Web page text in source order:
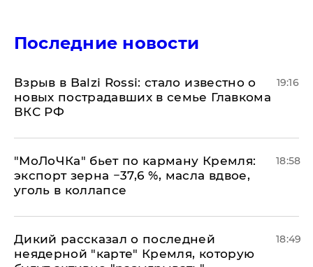
Последние новости
Взрыв в Balzi Rossi: стало известно о
новых пострадавших в семье Главкома
ВКС РФ
19:16
​"МоЛоЧКа" бьет по карману Кремля:
экспорт зерна −37,6 %, масла вдвое,
уголь в коллапсе
18:58
Дикий рассказал о последней
неядерной "карте" Кремля, которую
18:49